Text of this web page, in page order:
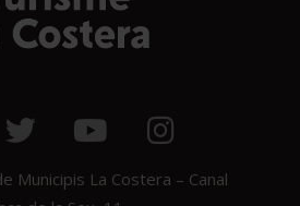
Municipis La Costera – Canal